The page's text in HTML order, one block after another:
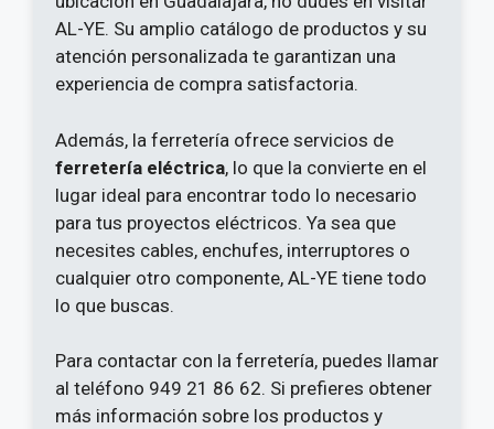
AL-YE. Su amplio catálogo de productos y su
atención personalizada te garantizan una
experiencia de compra satisfactoria.
Además, la ferretería ofrece servicios de
ferretería eléctrica, lo que la convierte en el
lugar ideal para encontrar todo lo necesario
para tus proyectos eléctricos. Ya sea que
necesites cables, enchufes, interruptores o
cualquier otro componente, AL-YE tiene todo
lo que buscas.
Para contactar con la ferretería, puedes llamar
al teléfono 949 21 86 62. Si prefieres obtener
más información sobre los productos y